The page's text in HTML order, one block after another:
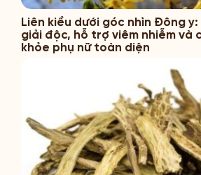
Liên kiều dưới góc nhìn Đông
giải độc, hỗ trợ viêm nhiễm và
khỏe phụ nữ toàn diện